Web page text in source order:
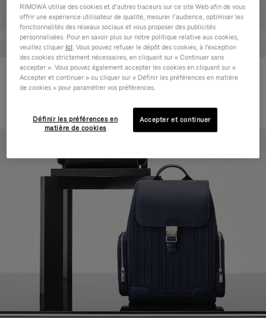
Never Still - Cuir Trousse de
Toilette
Never Still - Cuir Grand Sac à
dos à rabat
RIMOWA utilise des cookies et d’autres traceurs sur ce site Web afin de vous
offrir une expérience utilisateur de qualité, mesurer l’audience, optimiser les
fonctionnalités des réseaux sociaux et vous proposer des publicités
personnalisées. Pour en savoir plus sur notre politique relative aux cookies,
veuillez cliquer ici. Vous pouvez refuser le dépôt des cookies, à l'exception
des cookies strictement nécessaires, en cliquant sur « Continuer sans
accepter ». Vous pouvez également accepter les cookies en cliquant sur «
Accepter et continuer » ou cliquer sur « Définir les préférences en matière
de cookies » pour paramétrer vos préférences.
Définir les préférences en
matière de cookies
Accepter et continuer